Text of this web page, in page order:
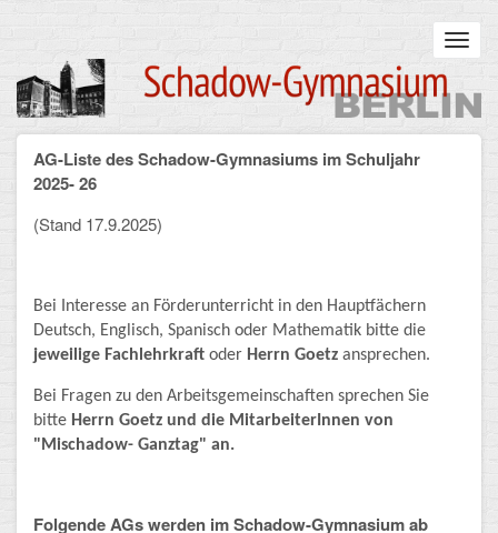
content
Main
navigation
STARTSEITE
Was uns wichtig ist
Campus
Sanierung
Schulpartnerschaft
AG-Liste des Schadow-Gymnasiums im Schuljahr
2025- 26
(Stand 17.9.2025)
Bei Interesse an Förderunterricht in den Hauptfächern
Deutsch, Englisch, Spanisch oder Mathematik bitte die
jeweilige Fachlehrkraft oder Herrn Goetz ansprechen.
Bei Fragen zu den Arbeitsgemeinschaften sprechen Sie
bitte Herrn Goetz und die MitarbeiterInnen von
"Mischadow- Ganztag" an.
Folgende AGs werden im Schadow-Gymnasium ab